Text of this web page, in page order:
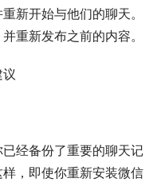
新开始与他们的聊天。
重新发布之前的内容。
经备份了重要的聊天记
，即使你重新安装微信